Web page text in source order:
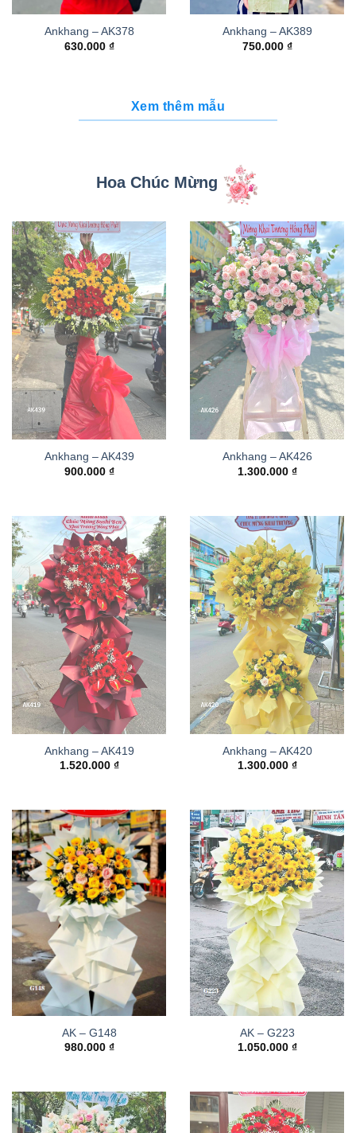
Ankhang – AK378
630.000 ₫
Ankhang – AK389
750.000 ₫
Xem thêm mẫu
Hoa Chúc Mừng
Ankhang – AK439
900.000 ₫
Ankhang – AK426
1.300.000 ₫
Ankhang – AK419
1.520.000 ₫
Ankhang – AK420
1.300.000 ₫
AK – G148
980.000 ₫
AK – G223
1.050.000 ₫